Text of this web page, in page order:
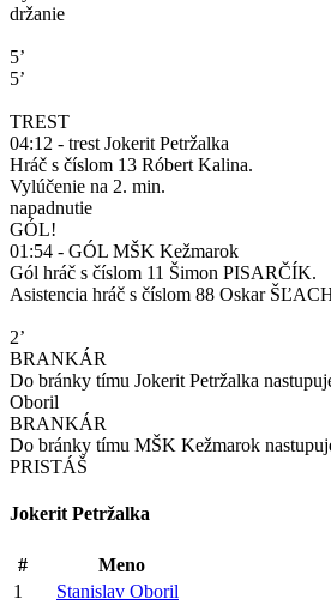
držanie
5’
5’
TREST
04:12 - trest Jokerit Petržalka
Hráč s číslom 13 Róbert Kalina.
Vylúčenie na 2. min.
napadnutie
GÓL!
01:54 - GÓL MŠK Kežmarok
Gól hráč s číslom 11 Šimon PISARČÍK.
Asistencia hráč s číslom 88 Oskar
2’
BRANKÁR
Do bránky tímu Jokerit Petržalka
Oboril
BRANKÁR
Do bránky tímu MŠK Kežmarok
PRISTÁŠ
Jokerit Petržalka
#
Meno
1
Stanislav Oboril